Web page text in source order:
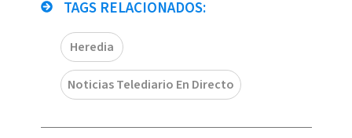
TAGS RELACIONADOS:
Heredia
Noticias Telediario En Directo